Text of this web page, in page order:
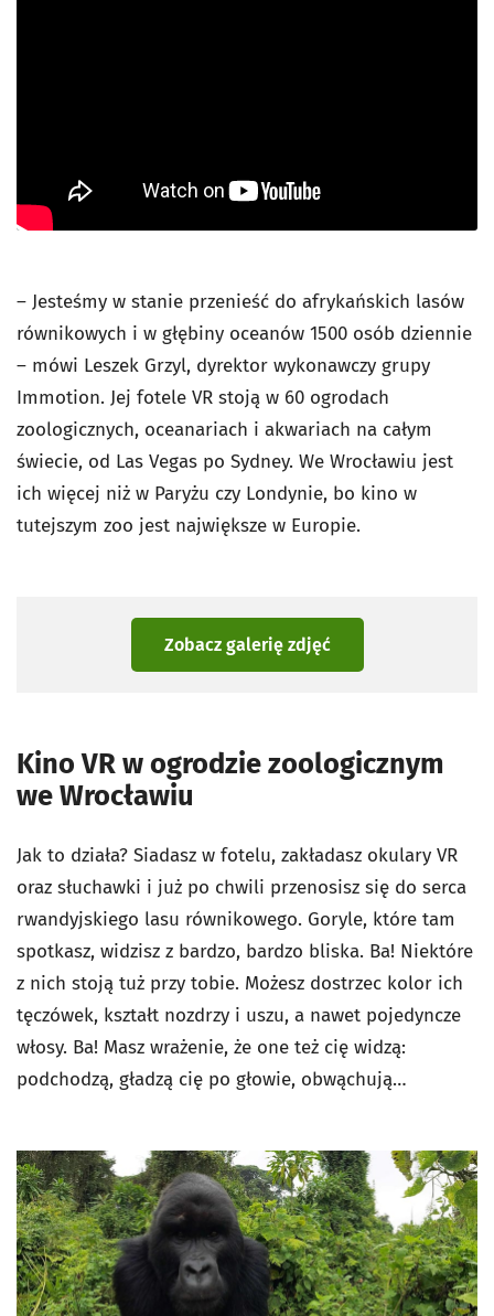
– Jesteśmy w stanie przenieść do afrykańskich lasów
równikowych i w głębiny oceanów 1500 osób dziennie
– mówi Leszek Grzyl, dyrektor wykonawczy grupy
Immotion. Jej fotele VR stoją w 60 ogrodach
zoologicznych, oceanariach i akwariach na całym
świecie, od Las Vegas po Sydney. We Wrocławiu jest
ich więcej niż w Paryżu czy Londynie, bo kino w
tutejszym zoo jest największe w Europie.
Zobacz galerię zdjęć
Kino VR w ogrodzie zoologicznym
we Wrocławiu
Jak to działa? Siadasz w fotelu, zakładasz okulary VR
oraz słuchawki i już po chwili przenosisz się do serca
rwandyjskiego lasu równikowego. Goryle, które tam
spotkasz, widzisz z bardzo, bardzo bliska. Ba! Niektóre
z nich stoją tuż przy tobie. Możesz dostrzec kolor ich
tęczówek, kształt nozdrzy i uszu, a nawet pojedyncze
włosy. Ba! Masz wrażenie, że one też cię widzą:
podchodzą, gładzą cię po głowie, obwąchują…